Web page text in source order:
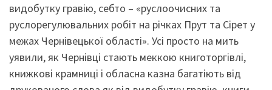
видобутку гравію, себто – «руслоочисних та
руслорегулювальних робіт на річках Прут та Сірет у
межах Чернівецької області». Усі просто на мить
уявили, як Чернівці стають меккою книготоргівлі,
книжкові крамниці і обласна казна багатіють від